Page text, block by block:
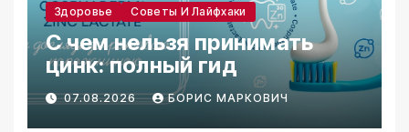
Здоровье Советы И Лайфхаки
С чем нельзя принимать
цинк: полный гид
07.08.2026 БОРИС МАРКОВИЧ